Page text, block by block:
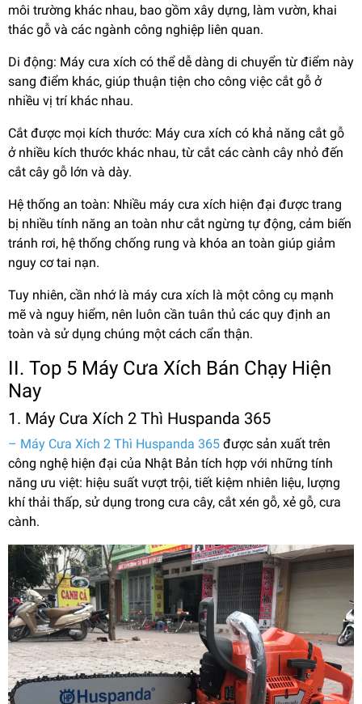
môi trường khác nhau, bao gồm xây dựng, làm vườn, khai
thác gỗ và các ngành công nghiệp liên quan.
Di động: Máy cưa xích có thể dễ dàng di chuyển từ điểm này
sang điểm khác, giúp thuận tiện cho công việc cắt gỗ ở
nhiều vị trí khác nhau.
Cắt được mọi kích thước: Máy cưa xích có khả năng cắt gỗ
ở nhiều kích thước khác nhau, từ cắt các cành cây nhỏ đến
cắt cây gỗ lớn và dày.
Hệ thống an toàn: Nhiều máy cưa xích hiện đại được trang
bị nhiều tính năng an toàn như cắt ngừng tự động, cảm biến
tránh rơi, hệ thống chống rung và khóa an toàn giúp giảm
nguy cơ tai nạn.
Tuy nhiên, cần nhớ là máy cưa xích là một công cụ mạnh
mẽ và nguy hiểm, nên luôn cần tuân thủ các quy định an
toàn và sử dụng chúng một cách cẩn thận.
II. Top 5 Máy Cưa Xích Bán Chạy Hiện
Nay
1. Máy Cưa Xích 2 Thì Huspanda 365
– Máy Cưa Xích 2 Thì Huspanda 365 được sản xuất trên
công nghệ hiện đại của Nhật Bản tích hợp với những tính
năng ưu việt: hiệu suất vượt trội, tiết kiệm nhiên liệu, lượng
khí thải thấp, sử dụng trong cưa cây, cắt xén gỗ, xẻ gỗ, cưa
cành.